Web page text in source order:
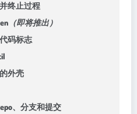
终止过程
（即将推出）
码标志
外壳
、分支和提交